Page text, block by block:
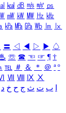
㎉ ㏈ ㎧ ㎨ ㎰
㎽ ㎾ ㎿ ㎐ ㎑
㎪ ㎫ ㎬ ㏝ ㏐
㏓
〓 ◁ ◀ ▷ ▶ ♤
☏ ☎ ☜ ☞ ¶ †
℡ ＃ ＆ ＊ ＠ ª º
Ⅶ Ⅷ Ⅸ Ⅹ
ب ت ث ج ح خ د